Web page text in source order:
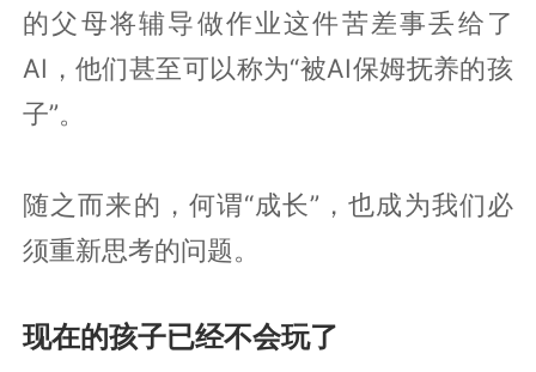
的父母将辅导做作业这件苦差事丢给了
AI，他们甚至可以称为“被AI保姆抚养的孩
子”。
随之而来的，何谓“成长”，也成为我们必
须重新思考的问题。
现在的孩子已经不会玩了